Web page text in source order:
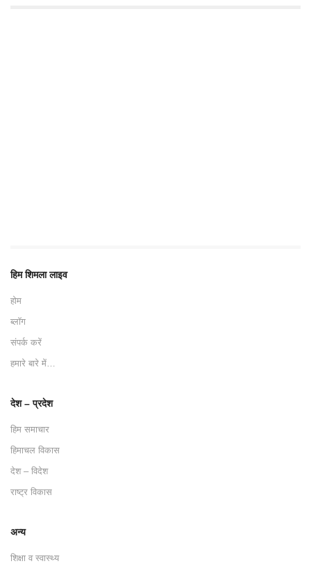
हिम शिमला लाइव
होम
ब्लॉग
संपर्क करें
हमारे बारे में…
देश – प्रदेश
हिम समाचार
हिमाचल विकास
देश – विदेश
राष्ट्र विकास
अन्य
शिक्षा व स्वास्थ्य